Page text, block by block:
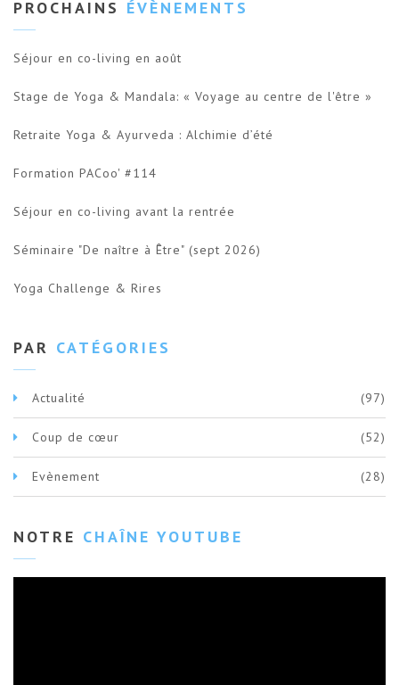
PROCHAINS ÉVÈNEMENTS
Séjour en co-living en août
Stage de Yoga & Mandala: « Voyage au centre de l'être »
Retraite Yoga & Ayurveda : Alchimie d’été
Formation PACoo' #114
Séjour en co-living avant la rentrée
Séminaire "De naître à Être" (sept 2026)
Yoga Challenge & Rires
PAR CATÉGORIES
Actualité (97)
Coup de cœur (52)
Evènement (28)
NOTRE CHAÎNE YOUTUBE